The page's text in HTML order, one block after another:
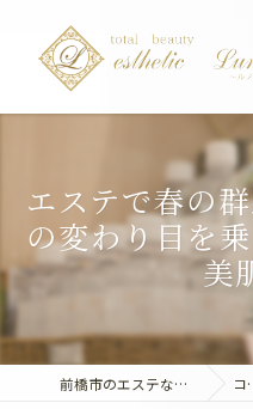
エステで春の
の変わり目を
美
前橋市のエステならエステティック～Lunon～ コラム